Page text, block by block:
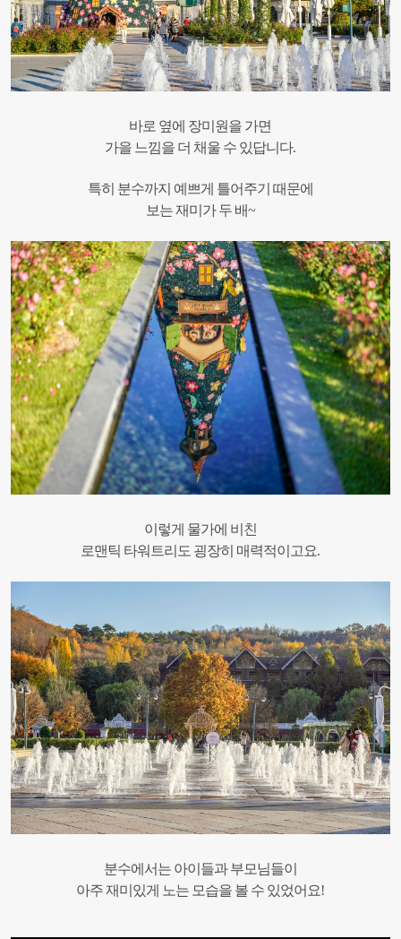
바로 옆에 장미원을 가면
가을 느낌을 더 채울 수 있답니다.
특히 분수까지 예쁘게 틀어주기 때문에
보는 재미가 두 배~
이렇게 물가에 비친
로맨틱 타워트리도 굉장히 매력적이고요.
분수에서는 아이들과 부모님들이
아주 재미있게 노는 모습을 볼 수 있었어요!